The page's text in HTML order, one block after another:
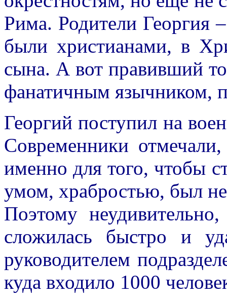
Рима. Родители Георгия
были христианами, в
сына. А вот правивший
фанатичным язычником,
Георгий поступил на
Современники
именно для того, чтобы
умом, храбростью, был
Поэтому
сложилась быстро и
руководителем
куда входило 1000